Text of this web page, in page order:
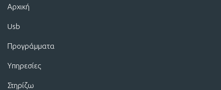
Αρχική
Usb
Προγράμματα
Υπηρεσίες
Στηρίζω